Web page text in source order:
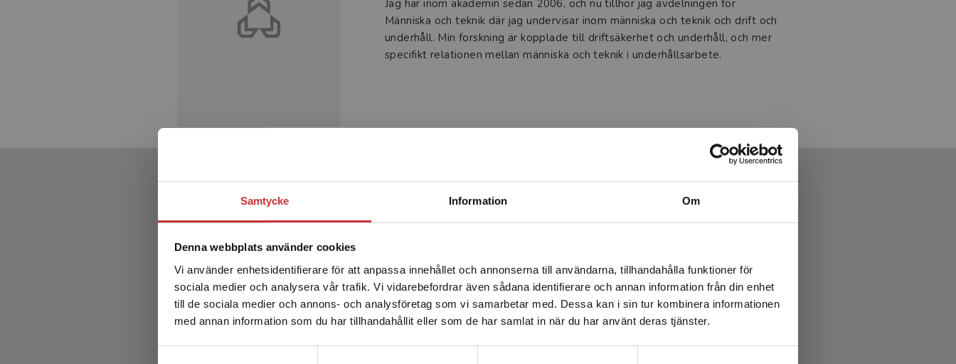
Samtycke Information Om
Denna webbplats använder cookies
Vi använder enhetsidentifierare för att anpassa innehållet och annonserna till användarna, tillhandahålla funktioner för
sociala medier och analysera vår trafik. Vi vidarebefordrar även sådana identifierare och annan information från din enhet
till de sociala medier och annons- och analysföretag som vi samarbetar med. Dessa kan i sin tur kombinera informationen
med annan information som du har tillhandahållit eller som de har samlat in när du har använt deras tjänster.
Begränsad fraktregion
Det verkar som att du besöker studentlitteratur.se via en
enhet utanför Sverige. Vi erbjuder inte leveranser utanför
Sverige. För att kunna slutföra ett köp måste
leveransadressen vara i Sverige.Läs mer
Jag har inom akademin sedan 2006, och nu tillhör jag avdelningen för
Människa och teknik där jag undervisar inom människa och teknik och drift och
underhåll. Min forskning är kopplade till driftsäkerhet och underhåll, och mer
specifikt relationen mellan människa och teknik i underhållsarbete.
Produkter